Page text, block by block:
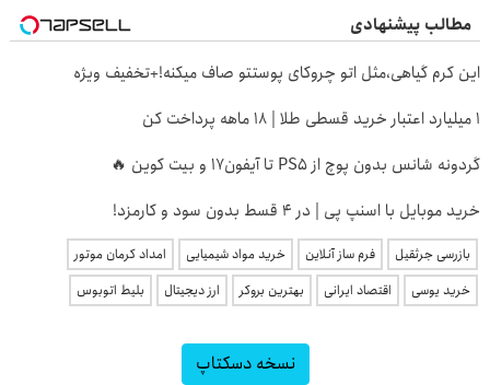
مطالب پیشنهادی
این کرم گیاهی،مثل اتو چروکای پوستتو صاف میکنه!+تخفیف ویژه
۱ میلیارد اعتبار خرید قسطی طلا | ۱۸ ماهه پرداخت کن
گردونه شانس بدون پوچ از PS5 تا آیفون17 و بیت کوین 🔥
خرید موبایل با اسنپ پی | در ۴ قسط بدون سود و کارمزد!
بازرسی جرثقیل فرم ساز آنلاین خرید مواد شیمیایی
امداد کرمان موتور
خرید یوسی
اقتصاد ایرانی بهترین بروکر ارز دیجیتال بلیط اتوبوس
نسخه دسکتاپ